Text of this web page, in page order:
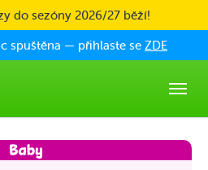
do sezóny 2026/27 běží!
spuštěna — přihlaste se ZDE